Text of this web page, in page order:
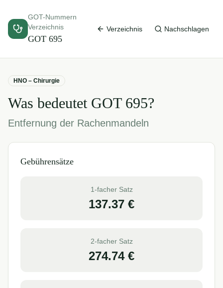
GOT-Nummern
Verzeichnis
GOT 695
Verzeichnis Nachschlagen
HNO – Chirurgie
Was bedeutet GOT 695?
Entfernung der Rachenmandeln
Gebührensätze
1-facher Satz
137.37 €
2-facher Satz
274.74€